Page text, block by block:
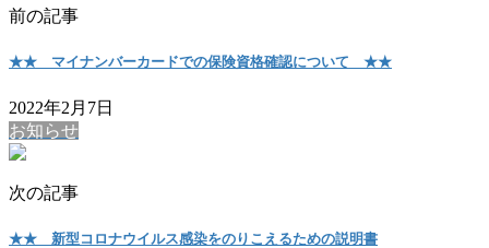
前の記事
★★ マイナンバーカードでの保険資格確認について ★★
2022年2月7日
お知らせ
次の記事
★★ 新型コロナウイルス感染をのりこえるための説明書